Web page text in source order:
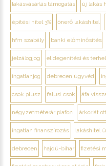
lakásvásárlás támogatás új lakás
építési hitel 3% önerő lakáshitel
hfm szabály banki előminősítés
jelzálogjog elidegenítési és
ingatlanjog debrecen ügyvéd
csok plusz falusi csok áfa
négyzetméterár plafon árkorlát
ingatlan finanszírozás lakáshitel
debrecen hajdú-bihar fizetési